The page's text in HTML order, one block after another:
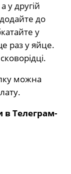
у другій
до
у
раз у яйце.
можна
в Телеграм-